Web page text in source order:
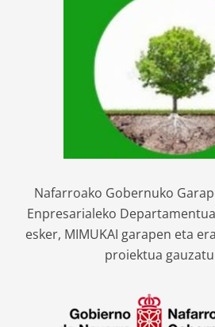
Nafarroako Gobernuko
Enpresarialeko
esker, MIMUKAI garapen eta
proiektua